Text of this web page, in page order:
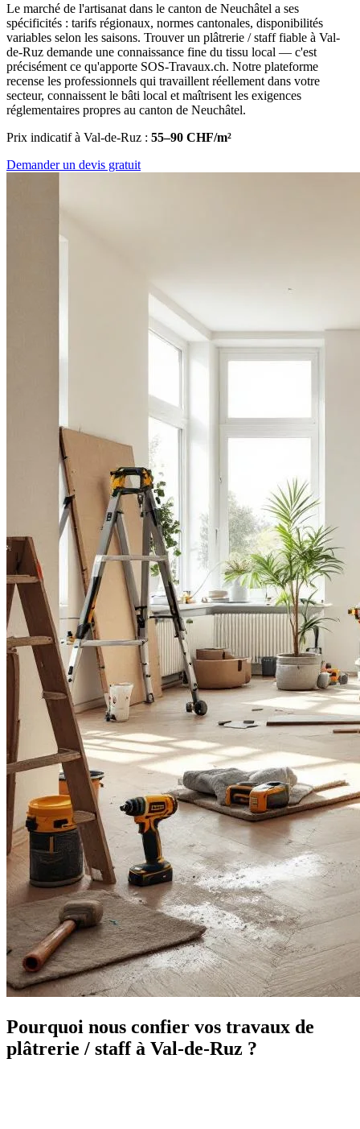
Le marché de l'artisanat dans le canton de Neuchâtel a ses
spécificités : tarifs régionaux, normes cantonales, disponibilités
variables selon les saisons. Trouver un plâtrerie / staff fiable à Val-
de-Ruz demande une connaissance fine du tissu local — c'est
précisément ce qu'apporte SOS-Travaux.ch. Notre plateforme
recense les professionnels qui travaillent réellement dans votre
secteur, connaissent le bâti local et maîtrisent les exigences
réglementaires propres au canton de Neuchâtel.
Prix indicatif à Val-de-Ruz : 55–90 CHF/m²
Demander un devis gratuit
Pourquoi nous confier vos travaux de
plâtrerie / staff à Val-de-Ruz ?